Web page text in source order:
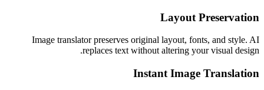
Layout
Image translator preserves original layout, fonts, and
replaces text without altering your visual
Instant Image